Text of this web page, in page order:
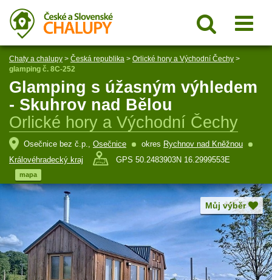
Chaty a chalupy > Česká republika > Orlické hory a Východní Čechy >
glamping č. 8C-252
Glamping s úžasným výhledem
- Skuhrov nad Bělou
Orlické hory a Východní Čechy
Osečnice bez č.p., Osečnice okres Rychnov nad Kněžnou
Královéhradecký kraj
GPS 50.2483903N 16.2999553E
mapa
Můj výběr